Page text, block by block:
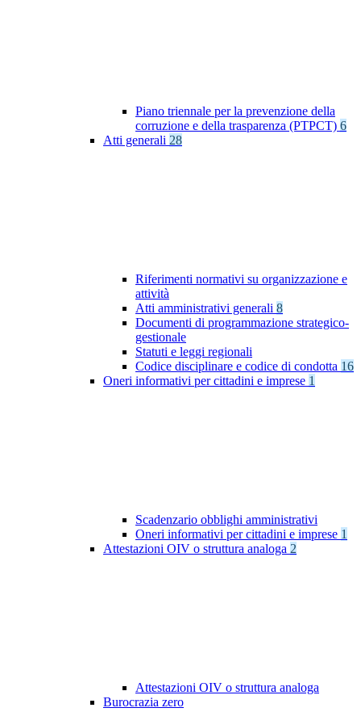
Piano triennale per la prevenzione della
corruzione e della trasparenza (PTPCT) 6
Atti generali 28
Riferimenti normativi su organizzazione e
attività
Atti amministrativi generali 8
Documenti di programmazione strategico-
gestionale
Statuti e leggi regionali
Codice disciplinare e codice di condotta 16
Oneri informativi per cittadini e imprese 1
Scadenzario obblighi amministrativi
Oneri informativi per cittadini e imprese 1
Attestazioni OIV o struttura analoga 2
Attestazioni OIV o struttura analoga
Burocrazia zero